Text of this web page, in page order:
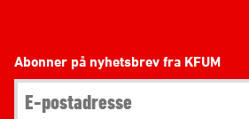
Abonner på nyhetsbrev fra KFUM